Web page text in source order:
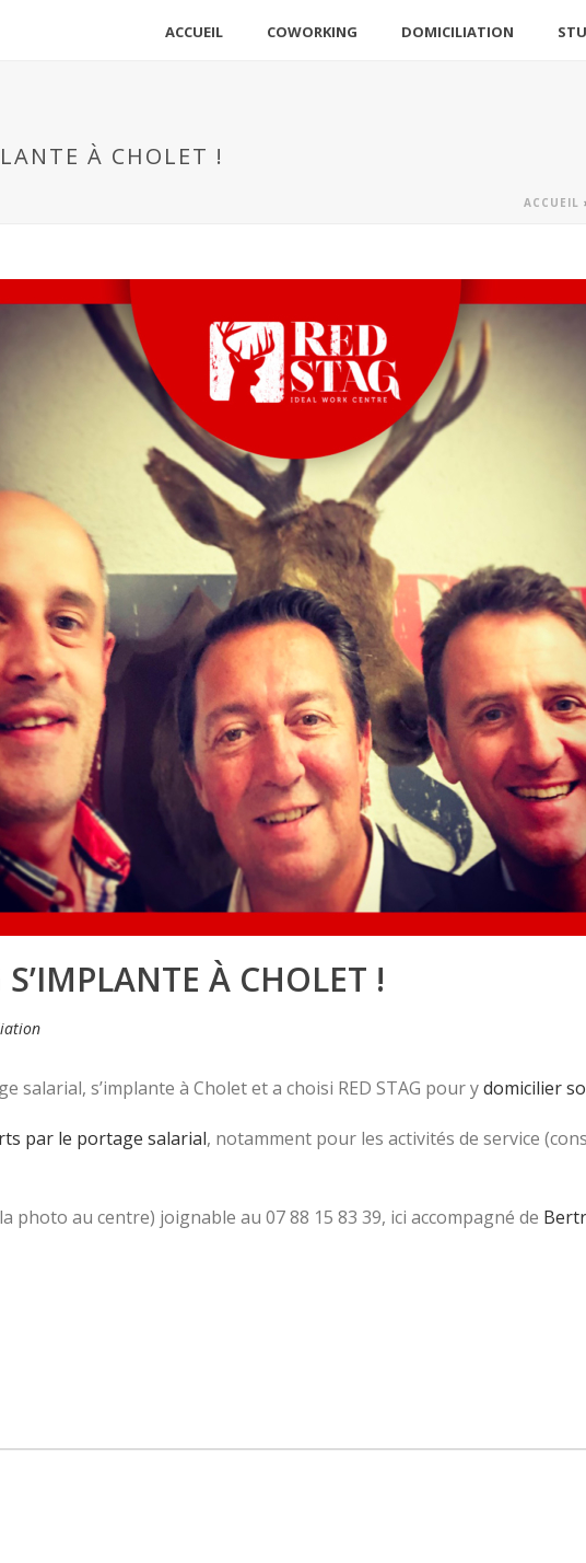
ACCUEIL COWORKING DOMICILIATION
À CHOLET !
ACCUEIL
À CHOLET !
salarial, s’implante à Cholet et a choisi RED STAG pour ydomicilier
par le portage salarial, notamment pour les activités de service
photo au centre) joignable au 07 88 15 83 39, ici accompagné de